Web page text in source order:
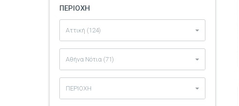
ΠΕΡΙΟΧΗ
Αττική (124)
Αθήνα Νότια (71)
ΠΕΡΙΟΧΗ